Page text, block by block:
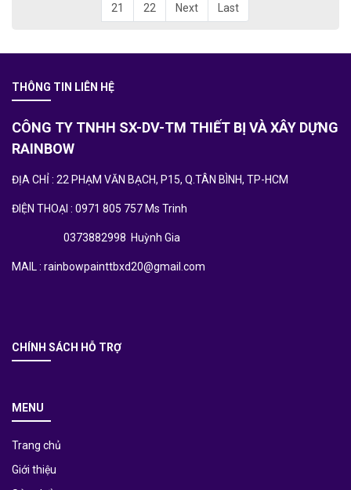
21 22 Next Last
THÔNG TIN LIÊN HỆ
CÔNG TY TNHH SX-DV-TM THIẾT BỊ VÀ XÂY DỰNG
RAINBOW
ĐỊA CHỈ : 22 PHẠM VĂN BẠCH, P15, Q.TÂN BÌNH, TP-HCM
ĐIỆN THOẠI : 0971 805 757 Ms Trinh
0373882998 Huỳnh Gia
MAIL : rainbowpainttbxd20@gmail.com
CHÍNH SÁCH HỖ TRỢ
MENU
Trang chủ
Giới thiệu